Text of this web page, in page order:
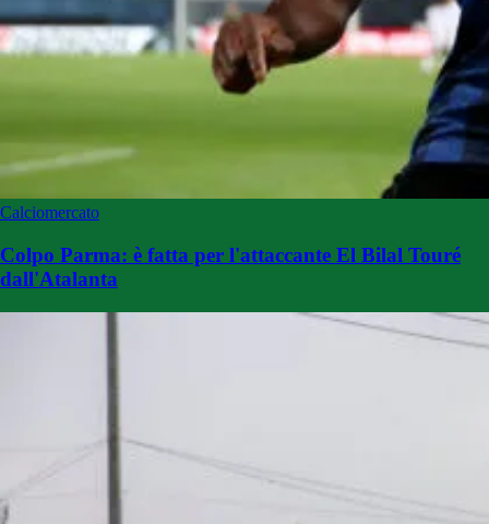
Calciomercato
Colpo Parma: è fatta per l'attaccante El Bilal Touré
dall'Atalanta